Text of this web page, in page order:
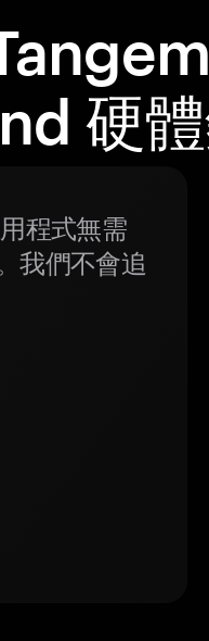
硬
程式無需
我們不會追